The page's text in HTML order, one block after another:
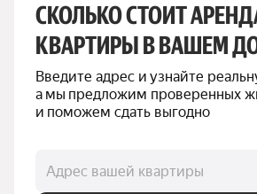
СКОЛЬКО СТОИТ
КВАРТИРЫ В ВАШЕМ
Введите адрес и узнайте
а мы предложим проверенных
и поможем сдать выгодно
Адрес вашей квартиры